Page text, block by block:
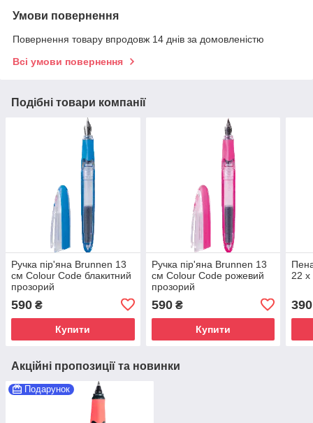
Умови повернення
Повернення товару впродовж 14 днів за домовленістю
Всі умови повернення
Подібні товари компанії
Ручка пір'яна Brunnen 13
см Colour Code блакитний
прозорий
590 ₴
Купити
Ручка пір'яна Brunnen 13
см Colour Code рожевий
прозорий
590₴
Купити
22
390
Акційні пропозиції та новинки
Подарунок